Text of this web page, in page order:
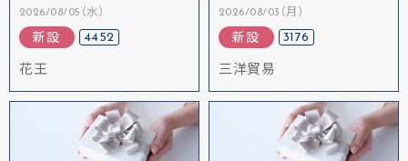
2026/08/05（水）
新設 4452
花王
2026/08/03（月）
新設 3176
三洋貿易